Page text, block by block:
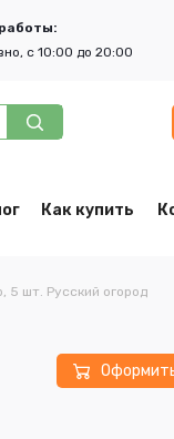
с 10:00 до 20:00
Как купить
5 шт. Русский огород